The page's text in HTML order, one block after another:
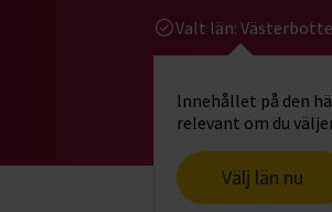
Valt län:
Innehållet på den
relevant om du
Välj län nu
Gå till